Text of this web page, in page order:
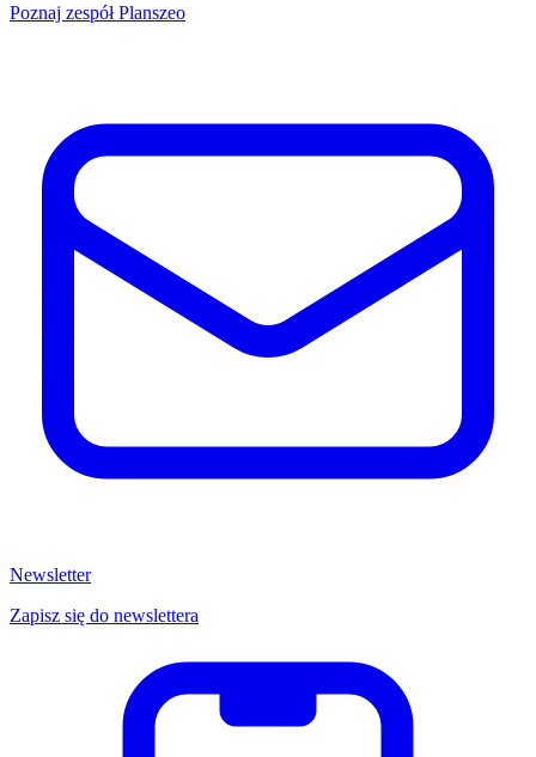
Poznaj zespół Planszeo
Newsletter
Zapisz się do newslettera